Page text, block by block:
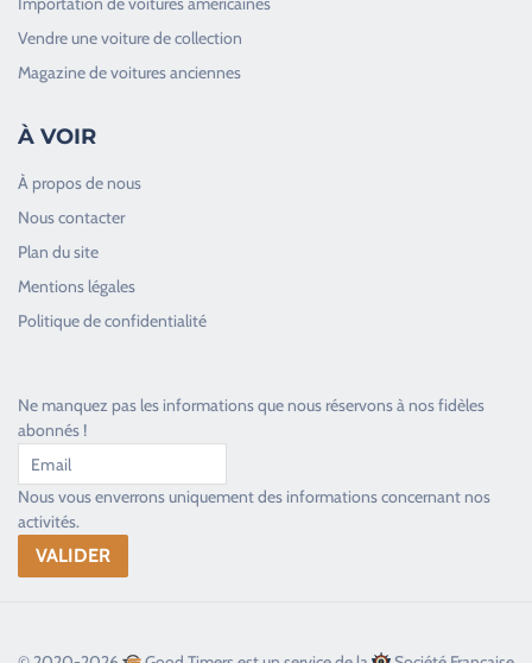
Vendre une voiture de collection
Magazine de voitures anciennes
À VOIR
À propos de nous
Nous contacter
Plan du site
Mentions légales
Politique de confidentialité
Ne manquez pas les informations que nous réservons à nos fidèles
abonnés !
Nous vous enverrons uniquement des informations concernant nos
activités.
Toujours heureux d'aider les passionnés